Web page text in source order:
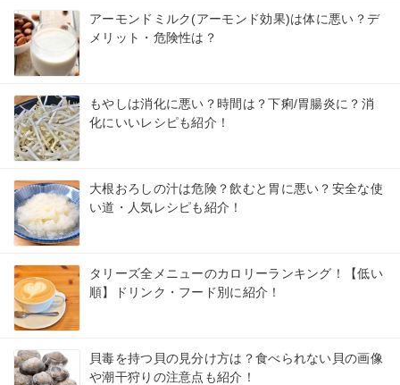
アーモンドミルク(アーモンド効果)は体に悪い？デ
メリット・危険性は？
もやしは消化に悪い？時間は？下痢/胃腸炎に？消
化にいいレシピも紹介！
大根おろしの汁は危険？飲むと胃に悪い？安全な使
い道・人気レシピも紹介！
タリーズ全メニューのカロリーランキング！【低い
順】ドリンク・フード別に紹介！
貝毒を持つ貝の見分け方は？食べられない貝の画像
や潮干狩りの注意点も紹介！